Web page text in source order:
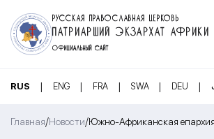
РУССКАЯ ПРАВОСЛАВНАЯ ЦЕРКОВЬ
ПАТРИАРШИЙ ЭКЗАРХАТ АФРИКИ
ОФИЦИАЛЬНЫЙ САЙТ
RUS | ENG | FRA | SWA | DEU |
Главная/Новости/Южно-Африканская епархия